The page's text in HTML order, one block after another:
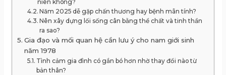
niên không?
Năm 2025 dễ gặp chấn thương hay bệnh mãn tính?
Nên xây dựng lối sống cân bằng thể chất và tinh thần
ra sao?
Gia đạo và mối quan hệ cần lưu ý cho nam giới sinh
năm 1978
Tình cảm gia đình có gắn bó hơn nhờ thay đổi nào từ
bản thân?